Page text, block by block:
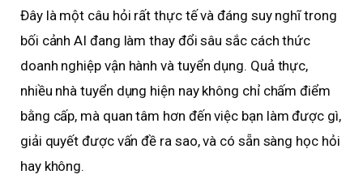
Đây là một câu hỏi rất thực tế và đáng suy nghĩ trong
bối cảnh AI đang làm thay đổi sâu sắc cách thức
doanh nghiệp vận hành và tuyển dụng. Quả thực,
nhiều nhà tuyển dụng hiện nay không chỉ chấm điểm
bằng cấp, mà quan tâm hơn đến việc bạn làm được gì,
giải quyết được vấn đề ra sao, và có sẵn sàng học hỏi
hay không.